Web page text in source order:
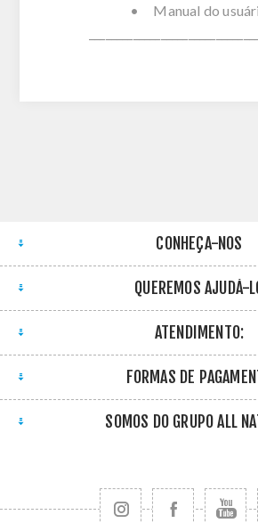
• Manual do
CONHEÇA-NOS
QUEREMOS AJUDÁ-
ATENDIMENTO:
FORMAS DE
SOMOS DO GRUPO ALL